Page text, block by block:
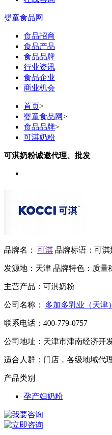
婴童食品网
食品招商
食品产品
食品品牌
行业资讯
食品企业
商业机会
首页>
婴童食品网>
食品品牌>
可淇奶粉
可淇奶粉诚邀代理、批发
品牌名： 可淇 品牌标语： 可淇
发源地： 天津 品牌特色： 质量
主营产品： 可淇奶粉
公司名称： 多加多乳业（天津
联系电话： 400-779-0757
公司地址： 天津市津南经济开
适合人群： 门店，各级地域代
产品类别
孕产妇奶粉